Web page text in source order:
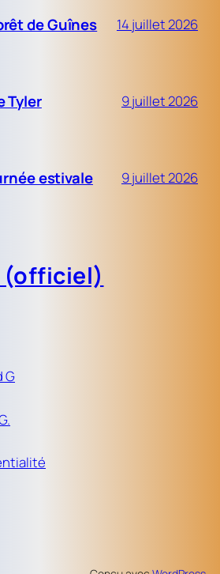
de Guînes 14 juillet 2026
Tyler 9 juillet 2026
estivale 9 juillet 2026
(officiel)
G